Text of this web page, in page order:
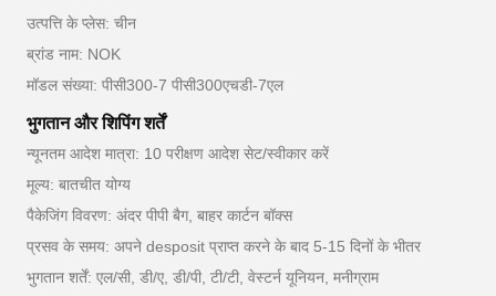
उत्पत्ति के प्लेस: चीन
ब्रांड नाम: NOK
मॉडल संख्या: पीसी300-7 पीसी300एचडी-7एल
भुगतान और शिपिंग शर्तें
न्यूनतम आदेश मात्रा: 10 परीक्षण आदेश सेट/स्वीकार करें
मूल्य: बातचीत योग्य
पैकेजिंग विवरण: अंदर पीपी बैग, बाहर कार्टन बॉक्स
प्रसव के समय: अपने desposit प्राप्त करने के बाद 5-15 दिनों के भीतर
भुगतान शर्तें: एल/सी, डी/ए, डी/पी, टी/टी, वेस्टर्न यूनियन, मनीग्राम